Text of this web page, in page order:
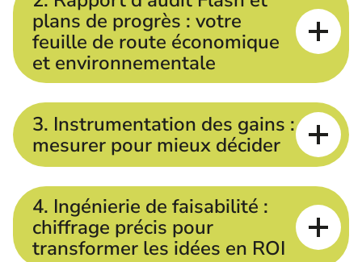
plans de progrès : votre
feuille de route économique
et environnementale
3. Instrumentation des gains :
mesurer pour mieux décider
4. Ingénierie de faisabilité :
chiffrage précis pour
transformer les idées en ROI